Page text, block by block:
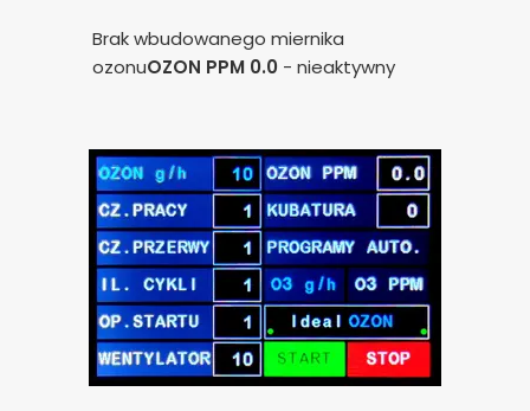
Brak wbudowanego miernika
ozonuOZON PPM 0.0 - nieaktywny